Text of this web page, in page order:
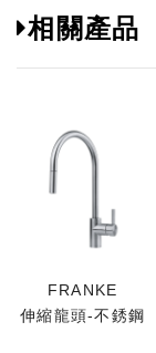
相關產品
FRANKE
伸縮龍頭-不銹鋼